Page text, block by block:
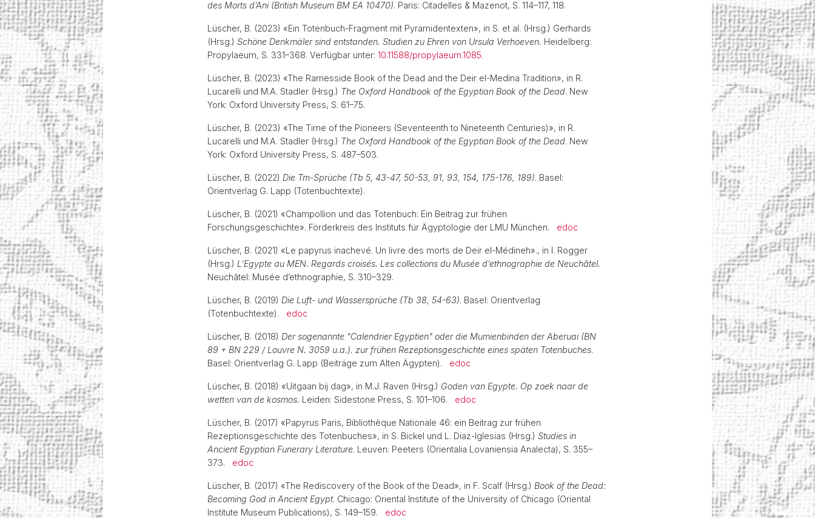
des Morts d’Ani (British Museum BM EA 10470). Paris: Citadelles & Mazenot, S. 114–117, 118.
Lüscher, B. (2023) «Ein Totenbuch-Fragment mit Pyramidentexten», in S. et al. (Hrsg.) Gerhards
(Hrsg.) Schöne Denkmäler sind entstanden. Studien zu Ehren von Ursula Verhoeven. Heidelberg:
Propylaeum, S. 331–368. Verfügbar unter: 10.11588/propylaeum.1085.
Lüscher, B. (2023) «The Ramesside Book of the Dead and the Deir el-Medina Tradition», in R.
Lucarelli und M.A. Stadler (Hrsg.) The Oxford Handbook of the Egyptian Book of the Dead. New
York: Oxford University Press, S. 61–75.
Lüscher, B. (2023) «The Time of the Pioneers (Seventeenth to Nineteenth Centuries)», in R.
Lucarelli und M.A. Stadler (Hrsg.) The Oxford Handbook of the Egyptian Book of the Dead. New
York: Oxford University Press, S. 487–503.
Lüscher, B. (2022) Die Tm-Sprüche (Tb 5, 43-47, 50-53, 91, 93, 154, 175-176, 189). Basel:
Orientverlag G. Lapp (Totenbuchtexte).
Lüscher, B. (2021) «Champollion und das Totenbuch: Ein Beitrag zur frühen
Forschungsgeschichte». Förderkreis des Instituts für Ägyptologie der LMU München. edoc
Lüscher, B. (2021) «Le papyrus inachevé. Un livre des morts de Deir el-Médineh»., in I. Rogger
(Hrsg.) L’Egypte au MEN. Regards croisés. Les collections du Musée d’ethnographie de Neuchâtel.
Neuchâtel: Musée d’ethnographie, S. 310–329.
Lüscher, B. (2019) Die Luft- und Wassersprüche (Tb 38, 54-63). Basel: Orientverlag
(Totenbuchtexte). edoc
Lüscher, B. (2018) Der sogenannte "Calendrier Egyptien" oder die Mumienbinden der Aberuai (BN
89 + BN 229 / Louvre N. 3059 u.a.). zur frühen Rezeptionsgeschichte eines späten Totenbuches.
Basel: Orientverlag G. Lapp (Beiträge zum Alten Ägypten). edoc
Lüscher, B. (2018) «Uitgaan bij dag», in M.J. Raven (Hrsg.) Goden van Egypte. Op zoek naar de
wetten van de kosmos. Leiden: Sidestone Press, S. 101–106. edoc
Lüscher, B. (2017) «Papyrus Paris, Bibliothèque Nationale 46: ein Beitrag zur frühen
Rezeptionsgeschichte des Totenbuches», in S. Bickel und L. Diaz-Iglesias (Hrsg.) Studies in
Ancient Egyptian Funerary Literature. Leuven: Peeters (Orientalia Lovaniensia Analecta), S. 355–
373. edoc
Lüscher, B. (2017) «The Rediscovery of the Book of the Dead», in F. Scalf (Hrsg.) Book of the Dead:
Becoming God in Ancient Egypt. Chicago: Oriental Institute of the University of Chicago (Oriental
Institute Museum Publications), S. 149–159. edoc